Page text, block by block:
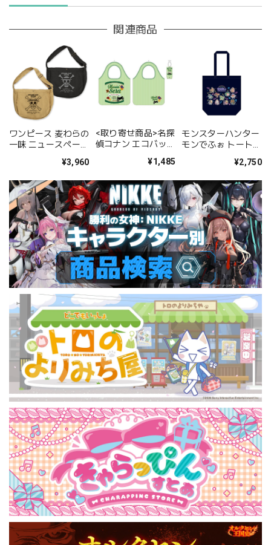
関連商品
ワンピース 麦わらの
一味 ニュースペーパ
¥3,960
<取り寄せ商品>名探
偵コナン エコバッグ
¥1,485
モンスターハンター
モンでふぉ トートバ
¥2,750